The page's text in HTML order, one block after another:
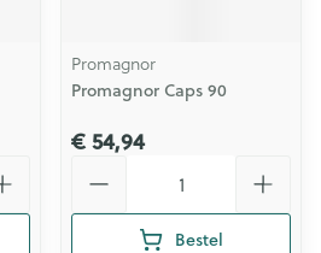
Promagnor
Promagnor Caps 90
€ 54,94
Bestel